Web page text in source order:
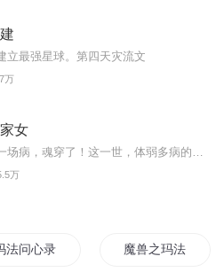
立最强星球。第四天灾流文
万
女
万
法问心录 魔兽之玛法大陆